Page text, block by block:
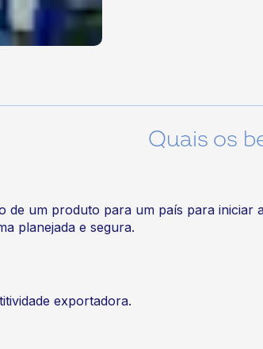
Quais os
de um produto para um país para iniciar
planejada e segura.
exportadora.